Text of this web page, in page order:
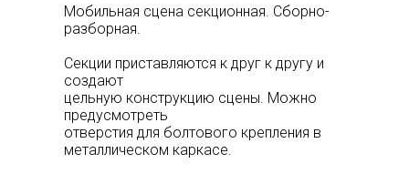
Мобильная сцена секционная. Сборно-
разборная.
Секции приставляются к друг к другу и
создают
цельную конструкцию сцены. Можно
предусмотреть
отверстия для болтового крепления в
металлическом каркасе.